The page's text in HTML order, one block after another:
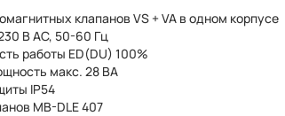
клапанов VS + VA в одном корпусе
В AC, 50-60 Гц
работы ED(DU) 100%
макс. 28 ВА
IP54
MB-DLE 407